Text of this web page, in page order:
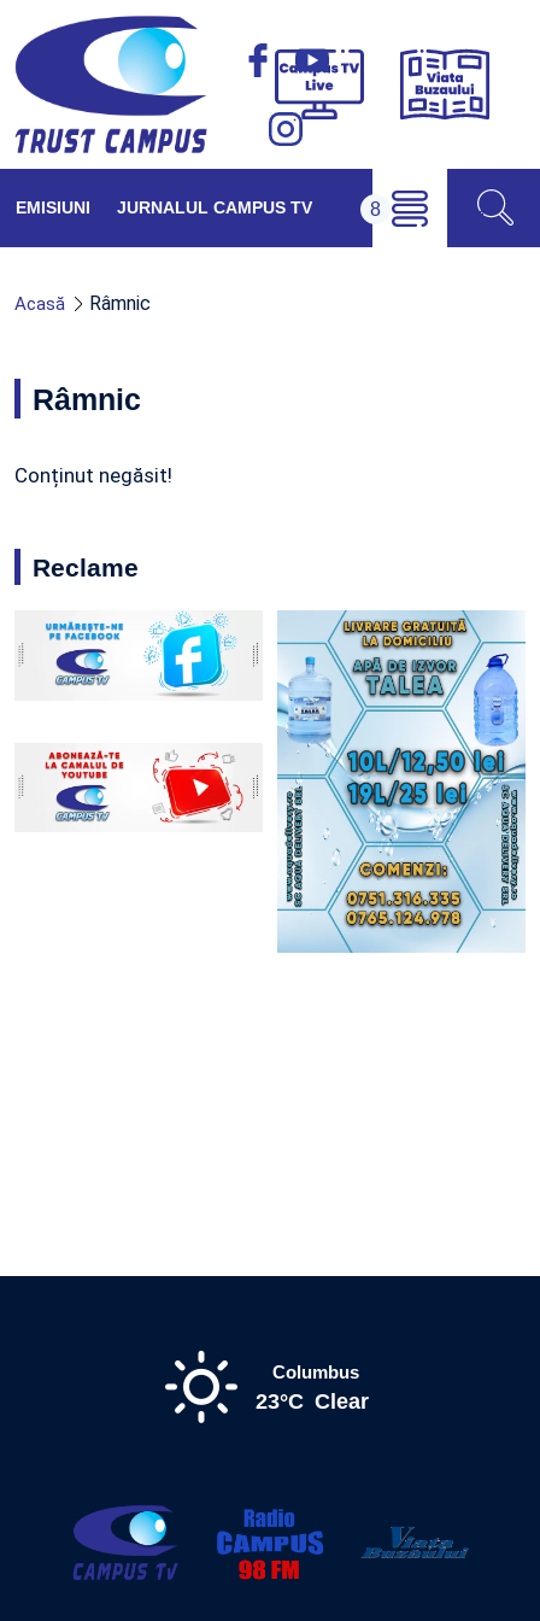
Campus
Viața
EMISIUNI JURNALUL CAMPUS TV
Acasă Râmnic
Râmnic
Conținut negăsit!
Reclame
Columbus
23°C Clear